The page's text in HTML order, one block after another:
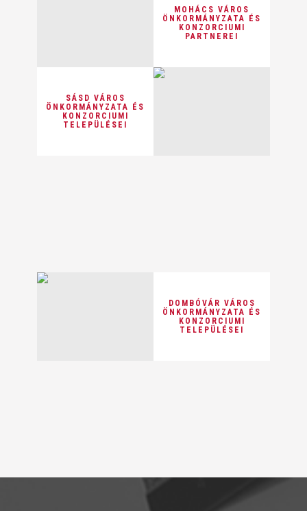
MOHÁCS VÁROS
ÖNKORMÁNYZATA ÉS
KONZORCIUMI
PARTNEREI
SÁSD VÁROS
ÖNKORMÁNYZATA ÉS
KONZORCIUMI
TELEPÜLÉSEI
DOMBÓVÁR VÁROS
ÖNKORMÁNYZATA ÉS
KONZORCIUMI
TELEPÜLÉSEI